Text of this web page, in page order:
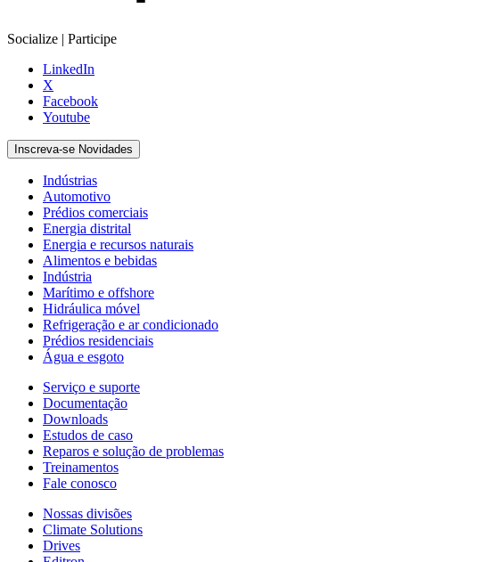
Socialize | Participe
LinkedIn
X
Facebook
Youtube
Inscreva-se Novidades
Indústrias
Automotivo
Prédios comerciais
Energia distrital
Energia e recursos naturais
Alimentos e bebidas
Indústria
Marítimo e offshore
Hidráulica móvel
Refrigeração e ar condicionado
Prédios residenciais
Água e esgoto
Serviço e suporte
Documentação
Downloads
Estudos de caso
Reparos e solução de problemas
Treinamentos
Fale conosco
Nossas divisões
Climate Solutions
Drives